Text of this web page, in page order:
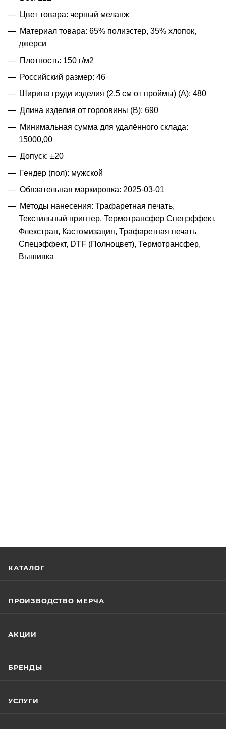
Цвет товара: черный меланж
Материал товара: 65% полиэстер, 35% хлопок,
джерси
Плотность: 150 г/м2
Российский размер: 46
Ширина груди изделия (2,5 см от проймы) (A): 480
Длина изделия от горловины (B): 690
Минимальная сумма для удалённого склада:
15000,00
Допуск: ±20
Гендер (пол): мужской
Обязательная маркировка: 2025-03-01
Методы нанесения: Трафаретная печать,
Текстильный принтер, Термотрансфер Спецэффект,
Флекстран, Кастомизация, Трафаретная печать
Спецэффект, DTF (Полноцвет), Термотрансфер,
Вышивка
КАТАЛОГ
ПРОИЗВОДСТВО МЕРЧА
АКЦИИ
БРЕНДЫ
УСЛУГИ